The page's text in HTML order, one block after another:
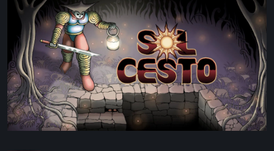
Cesto
Recensione:
la
1.0
del
roguelite
di